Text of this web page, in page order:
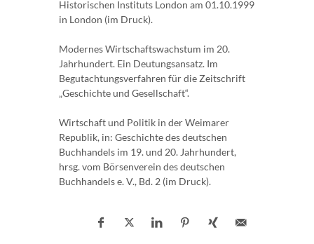
Historischen Instituts London am 01.10.1999
in London (im Druck).
Modernes Wirtschaftswachstum im 20.
Jahrhundert. Ein Deutungsansatz. Im
Begutachtungsverfahren für die Zeitschrift
„Geschichte und Gesellschaft“.
Wirtschaft und Politik in der Weimarer
Republik, in: Geschichte des deutschen
Buchhandels im 19. und 20. Jahrhundert,
hrsg. vom Börsenverein des deutschen
Buchhandels e. V., Bd. 2 (im Druck).